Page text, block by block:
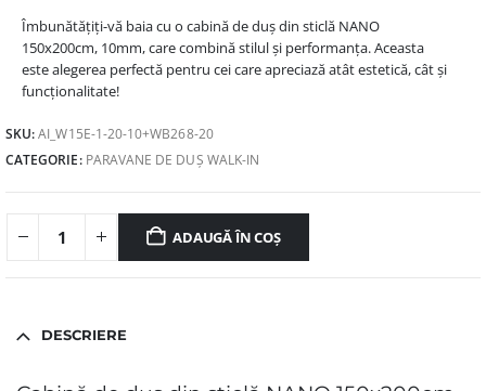
Îmbunătățiți-vă baia cu o cabină de duș din sticlă NANO
150x200cm, 10mm, care combină stilul și performanța. Aceasta
este alegerea perfectă pentru cei care apreciază atât estetică, cât și
funcționalitate!
SKU:AI_W15E-1-20-10+WB268-20
CATEGORIE: PARAVANE DE DUȘ WALK-IN
ADAUGĂ ÎN COȘ
DESCRIERE